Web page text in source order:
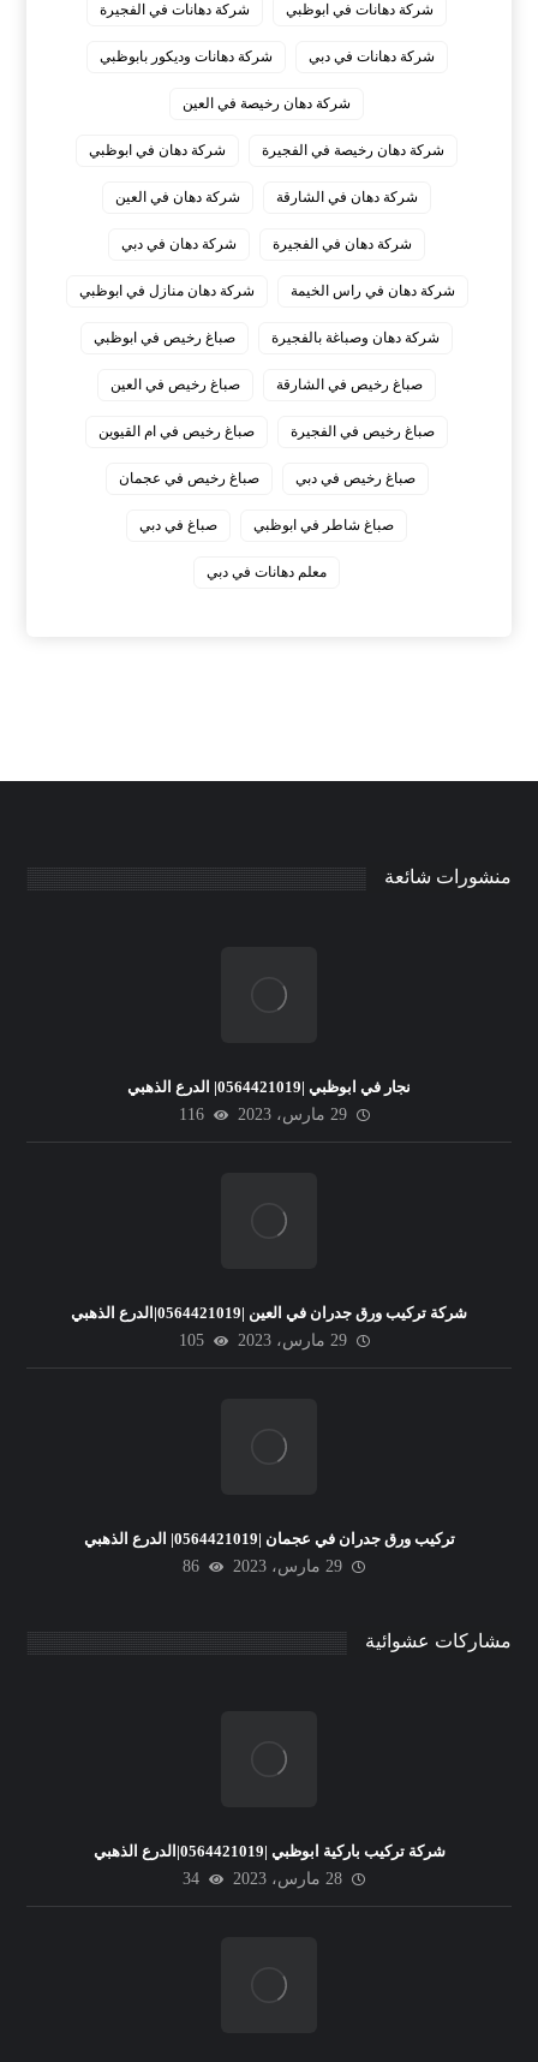
شركة دهانات في ابوظبي شركة دهانات في الفجيرة
شركة دهانات في دبي شركة دهانات وديكور بابوظبي
شركة دهان رخيصة في العين
شركة دهان رخيصة في الفجيرة شركة دهان في ابوظبي
شركة دهان في الشارقة شركة دهان في العين
شركة دهان في الفجيرة شركة دهان في دبي
شركة دهان في راس الخيمة شركة دهان منازل في ابوظبي
شركة دهان وصباغة بالفجيرة صباغ رخيص في ابوظبي
صباغ رخيص في الشارقة صباغ رخيص في العين
صباغ رخيص في الفجيرة صباغ رخيص في ام القيوين
صباغ رخيص في دبي صباغ رخيص في عجمان
صباغ شاطر في ابوظبي صباغ في دبي
معلم دهانات في دبي
منشورات شائعة
نجار في ابوظبي |0564421019| الدرع الذهبي
29 مارس، 2023
116
شركة تركيب ورق جدران في العين |0564421019|الدرع الذهبي
29 مارس، 2023
105
تركيب ورق جدران في عجمان |0564421019| الدرع الذهبي
29 مارس، 2023
86
مشاركات عشوائية
شركة تركيب باركية ابوظبي |0564421019|الدرع الذهبي
28 مارس، 2023
34